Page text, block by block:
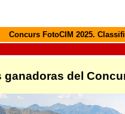
Concurs FotoCIM 2025.
ganadoras del